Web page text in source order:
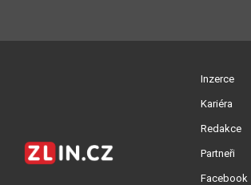
Inzerce
Kariéra
Redakce
Partneři
Facebook